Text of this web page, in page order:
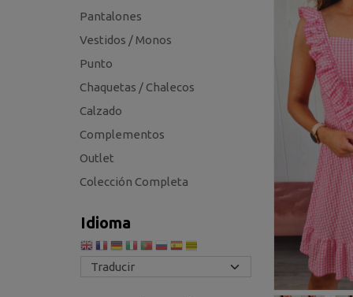
Pantalones
Vestidos / Monos
Punto
Chaquetas / Chalecos
Calzado
Complementos
Outlet
Colección Completa
Idioma